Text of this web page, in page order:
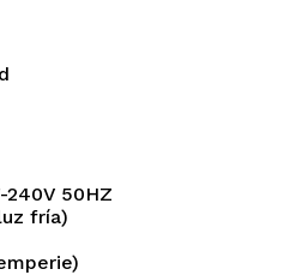
240V 50HZ
fría)